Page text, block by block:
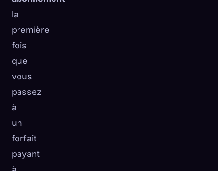
la
première
fois
que
vous
passez
à
un
forfait
payant